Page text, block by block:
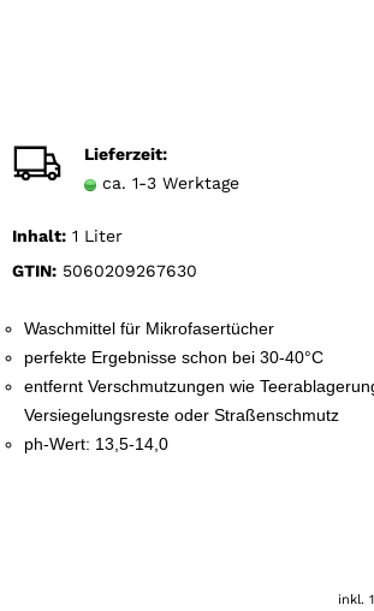
Lieferzeit:
ca. 1-3 Werktage
Inhalt: 1 Liter
GTIN: 5060209267630
Waschmittel für Mikrofasertücher
perfekte Ergebnisse schon bei 30-40°C
entfernt Verschmutzungen wie
Versiegelungsreste oder Straßenschmutz
ph-Wert: 13,5-14,0
inkl.